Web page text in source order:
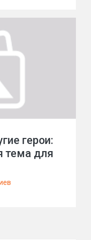
герои:
тема для